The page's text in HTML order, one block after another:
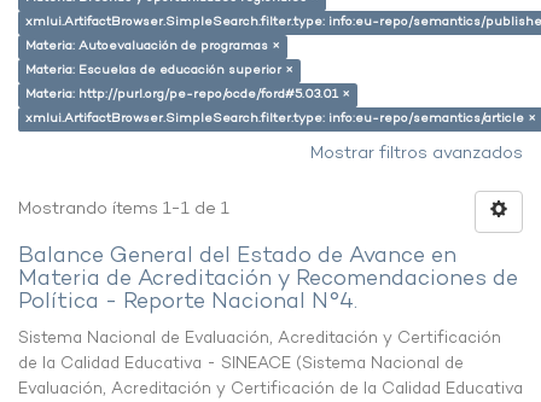
xmlui.ArtifactBrowser.SimpleSearch.filter.type: info:eu-repo/semantics/
Materia: Autoevaluación de programas ×
Materia: Escuelas de educación superior ×
Materia: http://purl.org/pe-repo/ocde/ford#5.03.01 ×
xmlui.ArtifactBrowser.SimpleSearch.filter.type: info:eu-repo/semantics/article ×
Mostrar filtros avanzados
Mostrando ítems 1-1 de 1
Balance General del Estado de Avance en
Materia de Acreditación y Recomendaciones de
Política - Reporte Nacional N°4.
Sistema Nacional de Evaluación, Acreditación y Certificación
de la Calidad Educativa - SINEACE (Sistema Nacional de
Evaluación, Acreditación y Certificación de la Calidad Educativa